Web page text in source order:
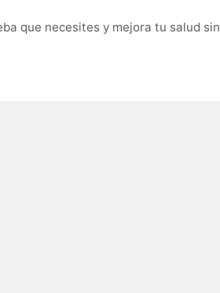
que necesites y mejora tu salud sin